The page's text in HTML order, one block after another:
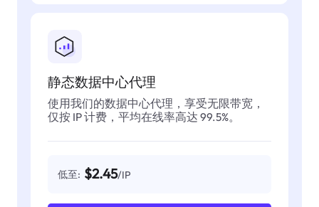
静态数据中心代理
使用我们的数据中心代理，享受无限带宽，
仅按 IP 计费，平均在线率高达 99.5%。
低至: $2.45/IP